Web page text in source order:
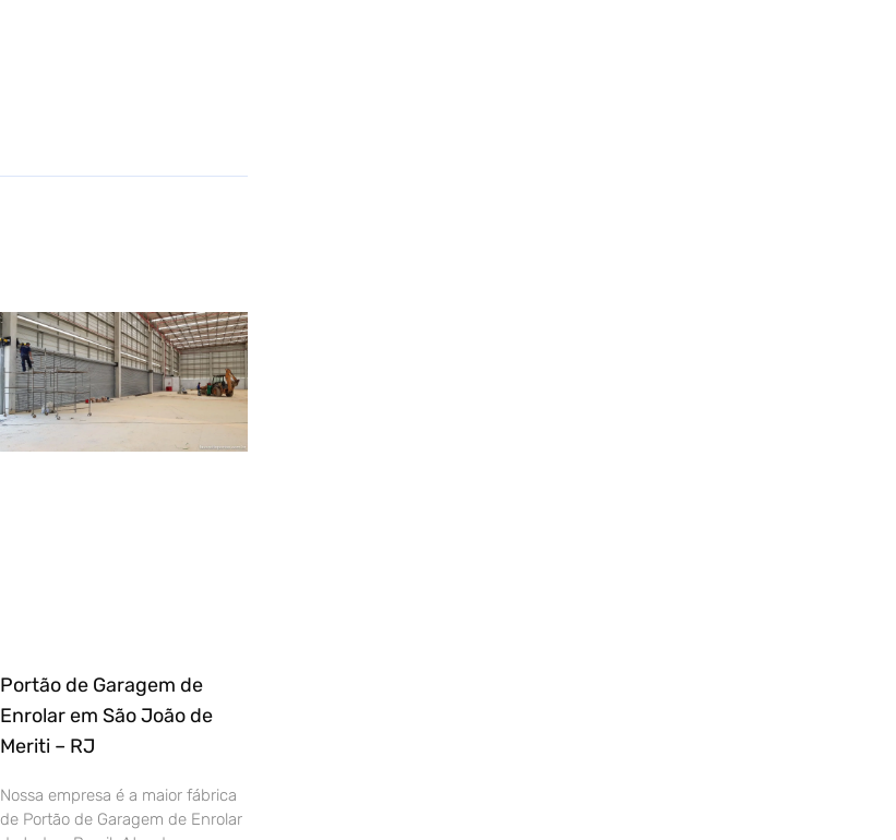
Portão de Garagem de
Enrolar em São João de
Meriti – RJ
Nossa empresa é a maior fábrica
de Portão de Garagem de Enrolar